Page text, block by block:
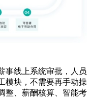
事线上系统审批，人员
模块，不需要再手动操
整、薪酬核算、智能考